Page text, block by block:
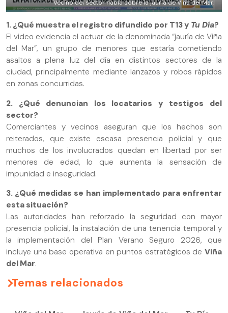
Vecino del sector habla sobre la jauría de Viña del Mar.
1. ¿Qué muestra el registro difundido por T13 y Tu Día?
El video evidencia el actuar de la denominada “jauría de Viña
del Mar”, un grupo de menores que estaría cometiendo
asaltos a plena luz del día en distintos sectores de la
ciudad, principalmente mediante lanzazos y robos rápidos
en zonas concurridas.
2. ¿Qué denuncian los locatarios y testigos del
sector?
Comerciantes y vecinos aseguran que los hechos son
reiterados, que existe escasa presencia policial y que
muchos de los involucrados quedan en libertad por ser
menores de edad, lo que aumenta la sensación de
impunidad e inseguridad.
3. ¿Qué medidas se han implementado para enfrentar
esta situación?
Las autoridades han reforzado la seguridad con mayor
presencia policial, la instalación de una tenencia temporal y
la implementación del Plan Verano Seguro 2026, que
incluye una base operativa en puntos estratégicos de Viña
del Mar.
Temas relacionados